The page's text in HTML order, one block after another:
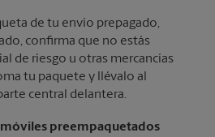
de tu envío prepagado,
confirma que no estás
de riesgo u otras mercancías
tu paquete y llévalo al
central delantera.
preempaquetados